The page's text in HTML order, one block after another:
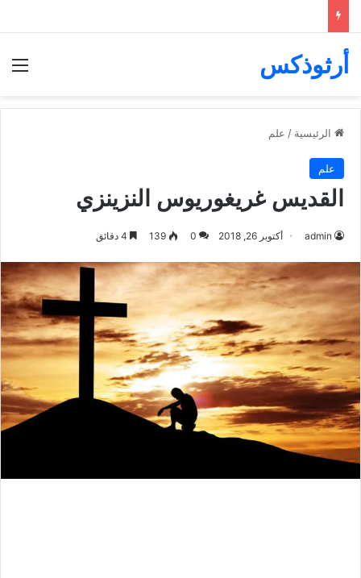
أرثوذكس
الرئيسية / علم
علم
القديس غريغوريوس النزينزي
admin أكتوبر 26, 2018 0
139